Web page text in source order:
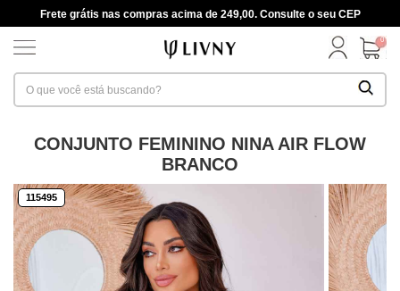
Frete grátis nas compras acima de 249,00. Consulte o seu CEP
0
CONJUNTO FEMININO NINA AIR FLOW
BRANCO
115495